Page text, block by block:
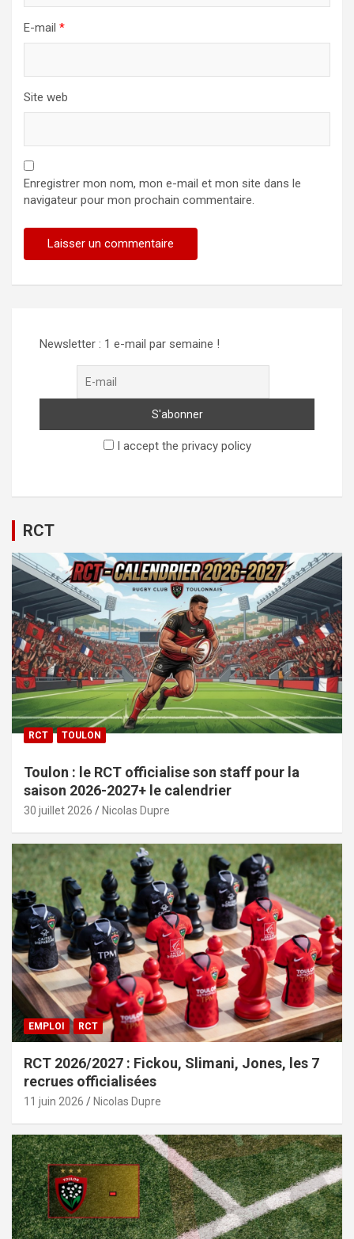
E-mail *
Site web
Enregistrer mon nom, mon e-mail et mon site dans le
navigateur pour mon prochain commentaire.
Newsletter : 1 e-mail par semaine !
I accept the privacy policy
RCT
RCT TOULON
Toulon : le RCT officialise son staff pour la
saison 2026-2027+ le calendrier
30 juillet 2026 Nicolas Dupre
EMPLOI RCT
RCT 2026/2027 : Fickou, Slimani, Jones, les 7
recrues officialisées
11 juin 2026 Nicolas Dupre